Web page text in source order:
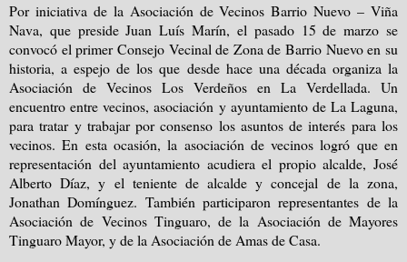
Por iniciativa de la Asociación de Vecinos Barrio Nuevo – Viña
Nava, que preside Juan Luís Marín, el pasado 15 de marzo se
convocó el primer Consejo Vecinal de Zona de Barrio Nuevo en su
historia, a espejo de los que desde hace una década organiza la
Asociación de Vecinos Los Verdeños en La Verdellada. Un
encuentro entre vecinos, asociación y ayuntamiento de La Laguna,
para tratar y trabajar por consenso los asuntos de interés para los
vecinos. En esta ocasión, la asociación de vecinos logró que en
representación del ayuntamiento acudiera el propio alcalde, José
Alberto Díaz, y el teniente de alcalde y concejal de la zona,
Jonathan Domínguez. También participaron representantes de la
Asociación de Vecinos Tinguaro, de la Asociación de Mayores
Tinguaro Mayor, y de la Asociación de Amas de Casa.